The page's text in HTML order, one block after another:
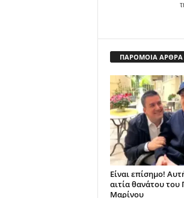
ΠΑΡΟΜΟΙΑ ΑΡΘΡΑ
Είναι επίσημο!
αιτία θανάτου του
Μαρίνου